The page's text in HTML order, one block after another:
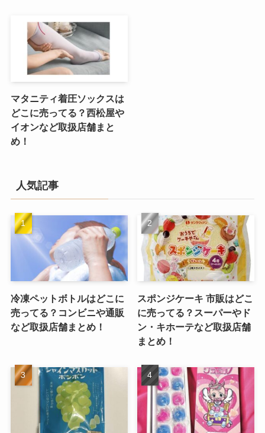
マタニティ着圧ソックスは
どこに売ってる？西松屋や
イオンなど取扱店舗まと
め！
人気記事
冷凍ペットボトルはどこに
売ってる？コンビニや通販
など取扱店舗まとめ！
スポンジケーキ 市販はどこ
に売ってる？スーパーやド
ン・キホーテなど取扱店舗
まとめ！